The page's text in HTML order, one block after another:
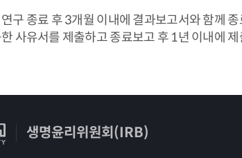
구 종료 후 3개월 이내에 결과보고서와 함께
사유서를 제출하고 종료보고 후 1년 이내에
생명윤리위원회(IRB)